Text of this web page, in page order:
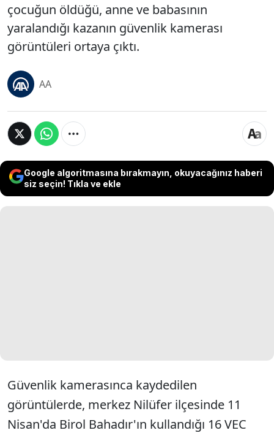
çocuğun öldüğü, anne ve babasının
yaralandığı kazanın güvenlik kamerası
görüntüleri ortaya çıktı.
AA
Google algoritmasına bırakmayın, okuyacağınız haberi
siz seçin! Tıkla ve ekle
Güvenlik kamerasınca kaydedilen
görüntülerde, merkez Nilüfer ilçesinde 11
Nisan'da Birol Bahadır'ın kullandığı 16 VEC